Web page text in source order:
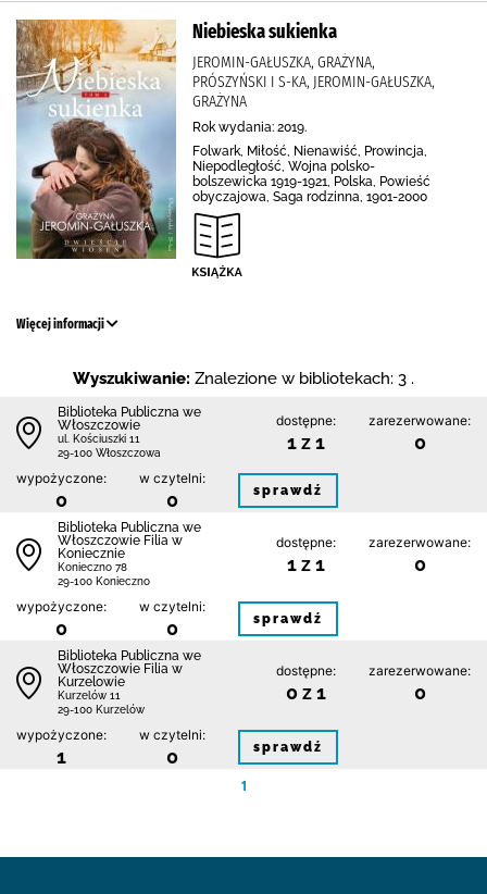
Niebieska sukienka
JEROMIN-GAŁUSZKA, GRAŻYNA,
PRÓSZYŃSKI I S-KA, JEROMIN-GAŁUSZKA,
GRAŻYNA
Rok wydania: 2019.
Folwark, Miłość, Nienawiść, Prowincja,
Niepodległość, Wojna polsko-
bolszewicka 1919-1921, Polska, Powieść
obyczajowa, Saga rodzinna, 1901-2000
Więcej informacji
Wyszukiwanie: Znalezione w bibliotekach: 3 .
Biblioteka Publiczna we
Włoszczowie
ul. Kościuszki 11
29-100 Włoszczowa
dostępne:
1 z 1
zarezerwowane:
0
wypożyczone:
0
w czytelni:
0 sprawdź
Biblioteka Publiczna we
Włoszczowie Filia w
Koniecznie
Konieczno 78
29-100 Konieczno
dostępne:
1 z 1
zarezerwowane:
0
wypożyczone:
0
w czytelni:
0 sprawdź
Biblioteka Publiczna we
Włoszczowie Filia w
Kurzelowie
Kurzelów 11
29-100 Kurzelów
dostępne:
0 z 1
zarezerwowane:
0
wypożyczone:
1
w czytelni:
0 sprawdź
1